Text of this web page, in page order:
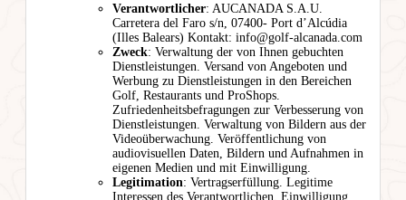
Verantwortlicher: AUCANADA S.A.U.
Carretera del Faro s/n, 07400- Port d’Alcúdia
(Illes Balears) Kontakt: info@golf-alcanada.com
Zweck: Verwaltung der von Ihnen gebuchten
Dienstleistungen. Versand von Angeboten und
Werbung zu Dienstleistungen in den Bereichen
Golf, Restaurants und ProShops.
Zufriedenheitsbefragungen zur Verbesserung von
Dienstleistungen. Verwaltung von Bildern aus der
Videoüberwachung. Veröffentlichung von
audiovisuellen Daten, Bildern und Aufnahmen in
eigenen Medien und mit Einwilligung.
Legitimation: Vertragserfüllung. Legitime
Interessen des Verantwortlichen. Einwilligung